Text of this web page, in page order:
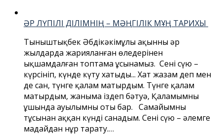
ӘР ЛҮПІЛІ ДІЛІМНІҢ – МӘҢГІЛІК МҰҢ ТАРИХЫ
Тыныштықбек Әбдікәкімұлы ақынның әр
жылдарда жарияланған өлеңдерінен
ықшамдалған топтама ұсынамыз. Сені сүю –
күрсініп, күнде күту хатыңды... Хат жазам деп мен
де сан, түнге қалам матырдым. Түнге қалам
матырдым, жаныма іздеп бәтуә, Қаламымның
ұшында ауылымның оты бар. Самайымның
тұсынан аққан күнді санадым. Сені сүю – әлемге
маңдайдан нұр тарату.…